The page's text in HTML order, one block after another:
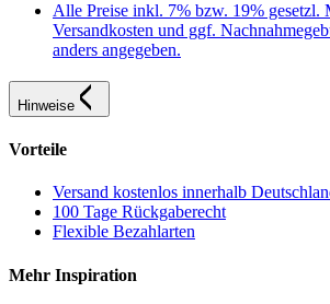
Alle Preise inkl. 7% bzw. 19% gesetzl.
Versandkosten und ggf.
anders angegeben.
Hinweise
Vorteile
Versand kostenlos innerhalb
100 Tage Rückgaberecht
Flexible Bezahlarten
Mehr Inspiration